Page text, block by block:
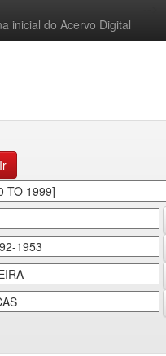
inicial do Acervo Digital